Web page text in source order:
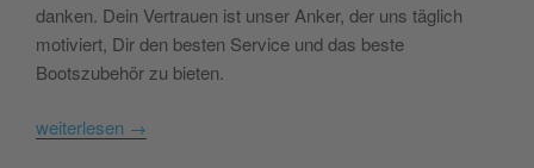
danken. Dein Vertrauen ist unser Anker, der uns täglich
motiviert, Dir den besten Service und das beste
Bootszubehör zu bieten.
weiterlesen →